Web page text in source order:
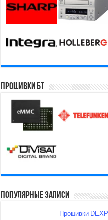
Прошивки БТ
Популярные записи
Прошивки DEXP